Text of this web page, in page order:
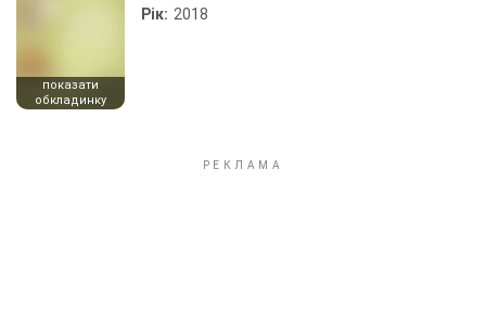
показати
обкладинку
Рік: 2018